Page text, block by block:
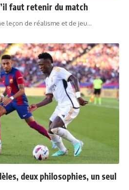
faut retenir du match
leçon de réalisme et de jeu…
deux philosophies, un seul